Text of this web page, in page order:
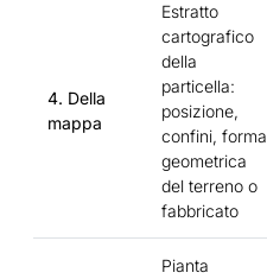
4. Della
mappa
Estratto
cartografico
della
particella:
posizione,
confini, forma
geometrica
del terreno o
fabbricato
Pianta